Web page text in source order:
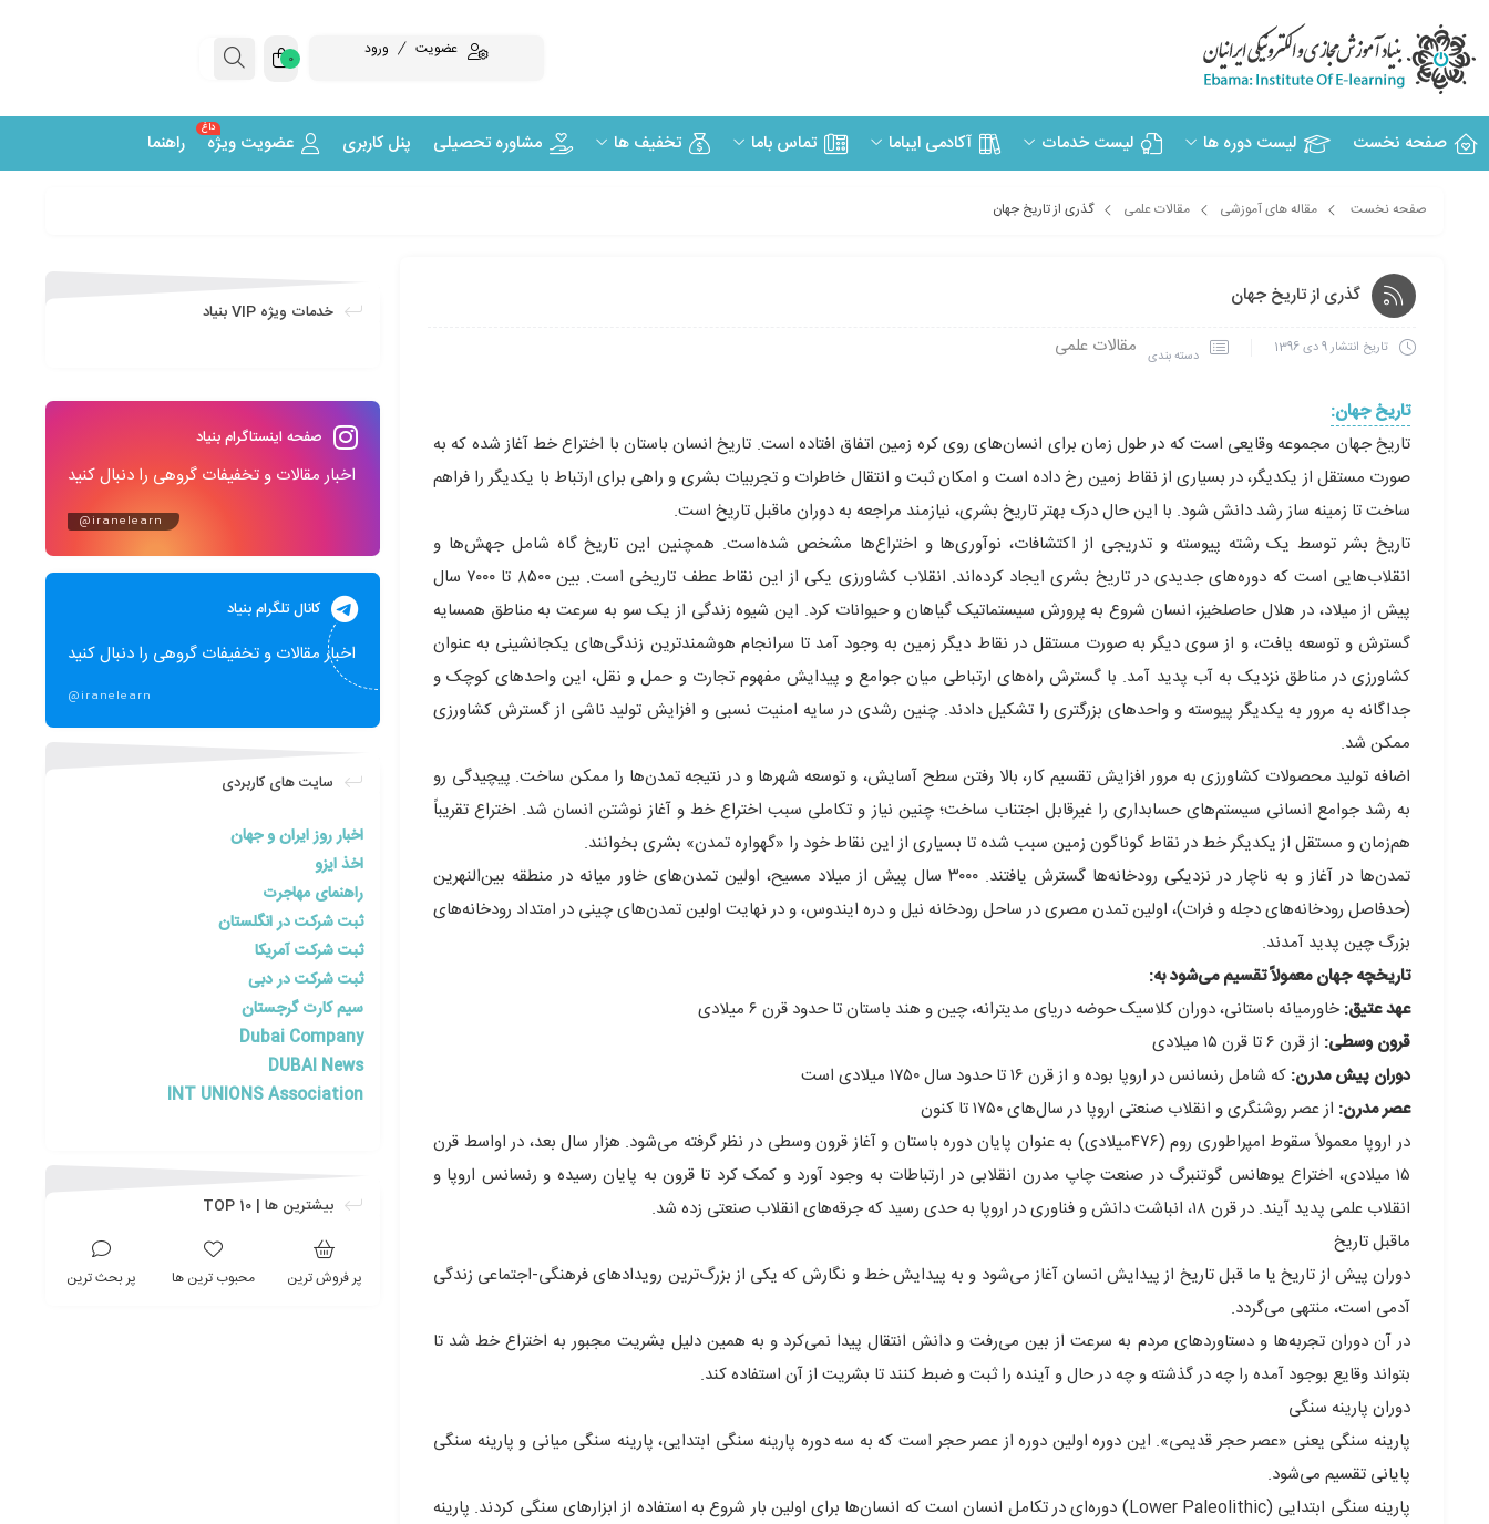
عضویت ورود 0
صفحه نخست لیست دوره ها لیست خدمات آکادمی ایباما تماس باما تخفیف ها مشاوره تحصیلی پنل کاربری عضویت ویژه
داغ
راهنما
صفحه نخست مقاله های آموزشی مقالات علمی گذری از تاریخ جهان
گذری از تاریخ جهان
تاریخ انتشار9 دی 1396 دسته بندی مقالات علمی
تاریخ جهان:
تاریخ جهان مجموعه وقایعی است که در طول زمان برای انسان‌های روی کره زمین اتفاق افتاده است. تاریخ انسان باستان با اختراع خط آغاز شده که به
صورت مستقل از یکدیگر، در بسیاری از نقاط زمین رخ داده است و امکان ثبت و انتقال خاطرات و تجربیات بشری و راهی برای ارتباط با یکدیگر را فراهم
ساخت تا زمینه ساز رشد دانش شود. با این حال درک بهتر تاریخ بشری، نیازمند مراجعه به دوران ماقبل تاریخ است.
تاریخ بشر توسط یک رشته پیوسته و تدریجی از اکتشافات، نوآوری‌ها و اختراع‌ها مشخص شده‌است. همچنین این تاریخ گاه شامل جهش‌ها و
انقلاب‌هایی است که دوره‌های جدیدی در تاریخ بشری ایجاد کرده‌اند. انقلاب کشاورزی یکی از این نقاط عطف تاریخی است. بین ۸۵۰۰ تا ۷۰۰۰ سال
پیش از میلاد، در هلال حاصلخیز، انسان شروع به پرورش سیستماتیک گیاهان و حیوانات کرد. این شیوه زندگی از یک سو به سرعت به مناطق همسایه
گسترش و توسعه یافت، و از سوی دیگر به صورت مستقل در نقاط دیگر زمین به وجود آمد تا سرانجام هوشمندترین زندگی‌های یکجانشینی به عنوان
کشاورزی در مناطق نزدیک به آب پدید آمد. با گسترش راه‌های ارتباطی میان جوامع و پیدایش مفهوم تجارت و حمل و نقل، این واحدهای کوچک و
جداگانه به مرور به یکدیگر پیوسته و واحدهای بزرگتری را تشکیل دادند. چنین رشدی در سایه امنیت نسبی و افزایش تولید ناشی از گسترش کشاورزی
ممکن شد.
اضافه تولید محصولات کشاورزی به مرور افزایش تقسیم کار، بالا رفتن سطح آسایش، و توسعه شهرها و در نتیجه تمدن‌ها را ممکن ساخت. پیچیدگی رو
به رشد جوامع انسانی سیستم‌های حسابداری را غیرقابل اجتناب ساخت؛ چنین نیاز و تکاملی سبب اختراع خط و آغاز نوشتن انسان شد. اختراع تقریباً
هم‌زمان و مستقل از یکدیگر خط در نقاط گوناگون زمین سبب شده تا بسیاری از این نقاط خود را «گهواره تمدن» بشری بخوانند.
تمدن‌ها در آغاز و به ناچار در نزدیکی رودخانه‌ها گسترش یافتند. ۳۰۰۰ سال پیش از میلاد مسیح، اولین تمدن‌های خاور میانه در منطقه بین‌النهرین
(حدفاصل رودخانه‌های دجله و فرات)، اولین تمدن مصری در ساحل رودخانه نیل و دره ایندوس، و در نهایت اولین تمدن‌های چینی در امتداد رودخانه‌های
بزرگ چین پدید آمدند.
تاریخچه جهان معمولاً تقسیم می‌شود به:
عهد عتیق: خاورمیانه باستانی، دوران کلاسیک حوضه دریای مدیترانه، چین و هند باستان تا حدود قرن ۶ میلادی
قرون وسطی: از قرن ۶ تا قرن ۱۵ میلادی
دوران پیش مدرن: که شامل رنسانس در اروپا بوده و از قرن ۱۶ تا حدود سال ۱۷۵۰ میلادی است
عصر مدرن: از عصر روشنگری و انقلاب صنعتی اروپا در سال‌های ۱۷۵۰ تا کنون
در اروپا معمولاً سقوط امپراطوری روم (۴۷۶میلادی) به عنوان پایان دوره باستان و آغاز قرون وسطی در نظر گرفته می‌شود. هزار سال بعد، در اواسط قرن
۱۵ میلادی، اختراع یوهانس گوتنبرگ در صنعت چاپ مدرن انقلابی در ارتباطات به وجود آورد و کمک کرد تا قرون به پایان رسیده و رنسانس اروپا و
انقلاب علمی پدید آیند. در قرن ۱۸، انباشت دانش و فناوری در اروپا به حدی رسید که جرقه‌های انقلاب صنعتی زده شد.
ماقبل تاریخ
دوران پیش از تاریخ یا ما قبل تاریخ از پیدایش انسان آغاز می‌شود و به پیدایش خط و نگارش که یکی از بزرگ‌ترین رویدادهای فرهنگی-اجتماعی زندگی
آدمی است، منتهی می‌گردد.
در آن دوران تجربه‌ها و دستاوردهای مردم به سرعت از بین می‌رفت و دانش انتقال پیدا نمی‌کرد و به همین دلیل بشریت مجبور به اختراع خط شد تا
بتواند وقایع بوجود آمده را چه در گذشته و چه در حال و آینده را ثبت و ضبط کنند تا بشریت از آن استفاده کند.
دوران پارینه سنگی
پارینه سنگی یعنی «عصر حجر قدیمی». این دوره اولین دوره از عصر حجر است که به سه دوره پارینه سنگی ابتدایی، پارینه سنگی میانی و پارینه سنگی
پایانی تقسیم می‌شود.
پارینه سنگی ابتدایی (Lower Paleolithic) دوره‌ای در تکامل انسان است که انسان‌ها برای اولین بار شروع به استفاده از ابزارهای سنگی کردند. پارینه
خدمات ویژه VIP بنیاد
صفحه اینستاگرام بنیاد
اخبار مقالات و تخفیفات گروهی را دنبال کنید
@iranelearn
کانال تلگرام بنیاد
اخبار مقالات و تخفیفات گروهی را دنبال کنید
@iranelearn
سایت های کاربردی
اخبار روز ایران و جهان
اخذ ایزو
راهنمای مهاجرت
ثبت شرکت در انگلستان
ثبت شرکت آمریکا
ثبت شرکت در دبی
سیم کارت گرجستان
Dubai Company
DUBAI News
INT UNIONS Association
بیشترین ها | TOP 10
پر فروش ترین محبوب ترین ها پر بحث ترین